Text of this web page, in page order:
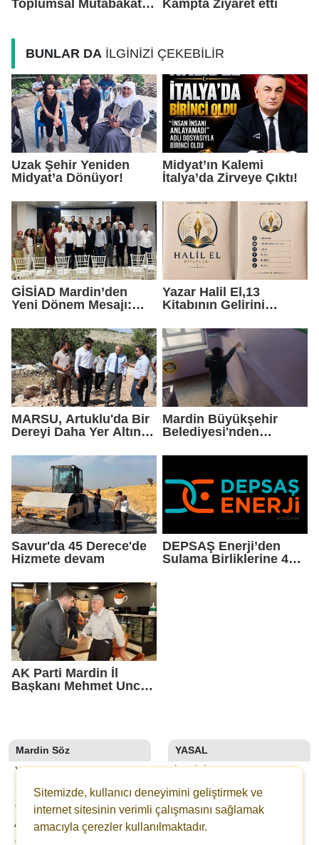
BUNLAR DA İLGİNİZİ ÇEKEBİLİR
Uzak Şehir Yeniden
Midyat’a Dönüyor!
Midyat’ın Kalemi
İtalya’da Zirveye Çıktı!
GİSİAD Mardin’den
Yeni Dönem Mesajı:
Daha Çok Üretim
Yazar Halil El,13
Kitabının Gelirini
MARSU, Artuklu'da Bir
Dereyi Daha Yer Altına
Mardin Büyükşehir
Belediyesi'nden
Savur'da 45 Derece'de
Hizmete devam
DEPSAŞ Enerji’den
Sulama Birliklerine 48
AK Parti Mardin İl
Başkanı Mehmet Uncu:
Mardin Söz
YAZARLAR
SON DAKİKA
GALERİLER
ANKETLER
GAZETELER
YASAL
İLETIŞIM
KÜNYE
YAYIN İLKELERI
KURALLAR
Sitemizde, kullanıcı deneyimini geliştirmek ve
internet sitesinin verimli çalışmasını sağlamak
amacıyla çerezler kullanılmaktadır.